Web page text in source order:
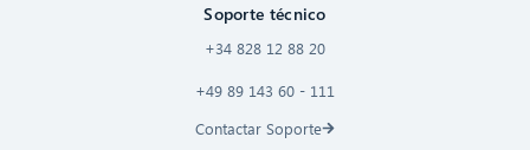
Soporte técnico
+34 828 12 88 20
+49 89 143 60 - 111
Contactar Soporte